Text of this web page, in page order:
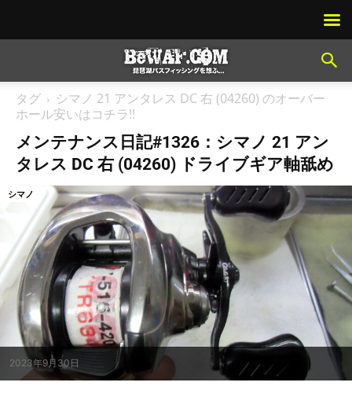
タグ
シマノ 21 アンタレス DC 右 (04260) のオーバー
ホール安いはコチラ!!
メンテナンス日記#1326：シマノ 21 アン
タレス DC 右 (04260) ドライブギア軸舐め
2023年9月30日
シマノ